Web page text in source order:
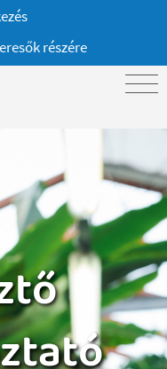
részére